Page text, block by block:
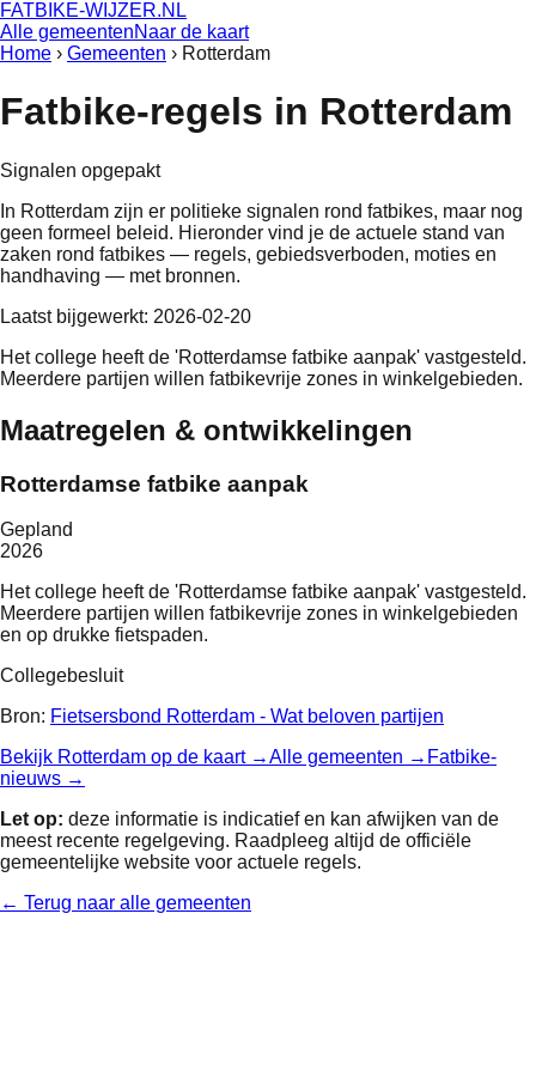
FATBIKE-WIJZER.NL
Alle gemeentenNaar de kaart
Home › Gemeenten › Rotterdam
Fatbike-regels in Rotterdam
Signalen opgepakt
In Rotterdam zijn er politieke signalen rond fatbikes, maar nog
geen formeel beleid. Hieronder vind je de actuele stand van
zaken rond fatbikes — regels, gebiedsverboden, moties en
handhaving — met bronnen.
Laatst bijgewerkt: 2026-02-20
Het college heeft de 'Rotterdamse fatbike aanpak' vastgesteld.
Meerdere partijen willen fatbikevrije zones in winkelgebieden.
Maatregelen & ontwikkelingen
Rotterdamse fatbike aanpak
Gepland
2026
Het college heeft de 'Rotterdamse fatbike aanpak' vastgesteld.
Meerdere partijen willen fatbikevrije zones in winkelgebieden
en op drukke fietspaden.
Collegebesluit
Bron: Fietsersbond Rotterdam - Wat beloven partijen
Bekijk Rotterdam op de kaart →Alle gemeenten → Fatbike-
nieuws →
Let op: deze informatie is indicatief en kan afwijken van de
meest recente regelgeving. Raadpleeg altijd de officiële
gemeentelijke website voor actuele regels.
← Terug naar alle gemeenten